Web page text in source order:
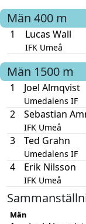
Män 400 m
1
Lucas Wall
IFK Umeå
Män 1500 m
1
Joel Almqvist
Umedalens IF
2 Sebastian
IFK Umeå
3 Ted Grahn
Umedalens IF
4 Erik Nilsson
IFK Umeå
Män